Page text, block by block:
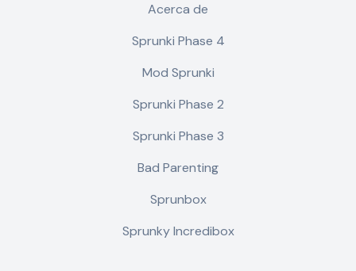
Acerca de
Sprunki Phase 4
Mod Sprunki
Sprunki Phase 2
Sprunki Phase 3
Bad Parenting
Sprunbox
Sprunky Incredibox